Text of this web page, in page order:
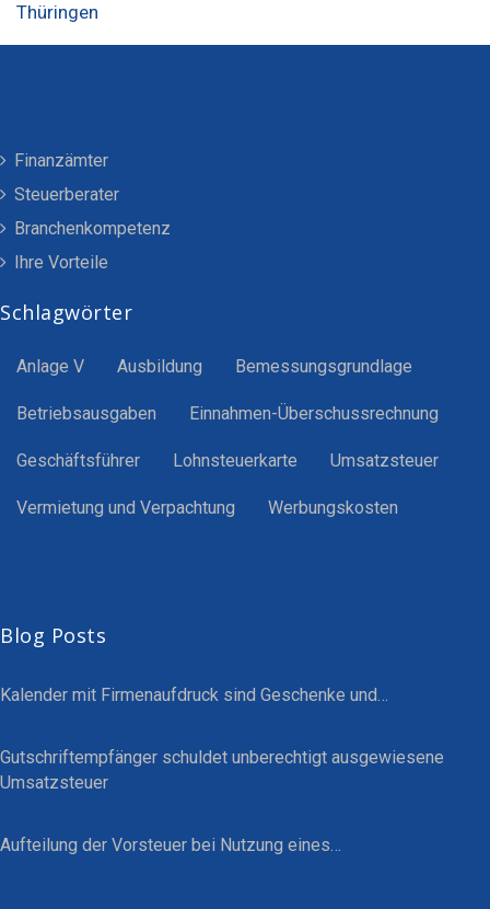
Thüringen
Finanzämter
Steuerberater
Branchenkompetenz
Ihre Vorteile
Schlagwörter
Anlage V Ausbildung Bemessungsgrundlage
Betriebsausgaben Einnahmen-Überschussrechnung
Geschäftsführer Lohnsteuerkarte Umsatzsteuer
Vermietung und Verpachtung Werbungskosten
Blog Posts
Kalender mit Firmenaufdruck sind Geschenke und…
Gutschriftempfänger schuldet unberechtigt ausgewiesene
Umsatzsteuer
Aufteilung der Vorsteuer bei Nutzung eines…